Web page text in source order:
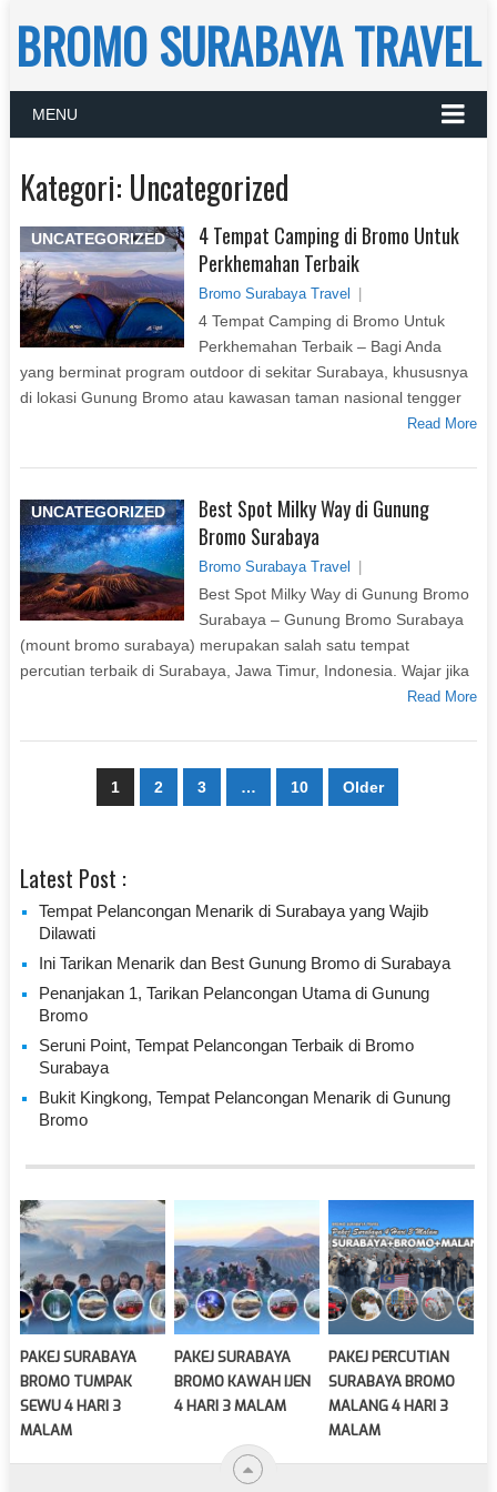
BROMO SURABAYA TRAVEL
MENU
Kategori: Uncategorized
UNCATEGORIZED
4 Tempat Camping di Bromo Untuk
Perkhemahan Terbaik
Bromo Surabaya Travel
4 Tempat Camping di Bromo Untuk
Perkhemahan Terbaik – Bagi Anda
yang berminat program outdoor di sekitar Surabaya, khususnya
di lokasi Gunung Bromo atau kawasan taman nasional tengger
Read More
UNCATEGORIZED
Best Spot Milky Way di Gunung
Bromo Surabaya
Bromo Surabaya Travel
Best Spot Milky Way di Gunung Bromo
Surabaya – Gunung Bromo Surabaya
(mount bromo surabaya) merupakan salah satu tempat
percutian terbaik di Surabaya, Jawa Timur, Indonesia. Wajar jika
Read More
1 2 3 … 10 Older
Latest Post :
Tempat Pelancongan Menarik di Surabaya yang Wajib
Dilawati
Ini Tarikan Menarik dan Best Gunung Bromo di Surabaya
Penanjakan 1, Tarikan Pelancongan Utama di Gunung
Bromo
Seruni Point, Tempat Pelancongan Terbaik di Bromo
Surabaya
Bukit Kingkong, Tempat Pelancongan Menarik di Gunung
Bromo
PAKEJ SURABAYA
BROMO TUMPAK
SEWU 4 HARI 3
MALAM
PAKEJ SURABAYA
BROMO KAWAH IJEN
4 HARI 3 MALAM
PAKEJ PERCUTIAN
SURABAYA BROMO
MALANG 4 HARI 3
MALAM